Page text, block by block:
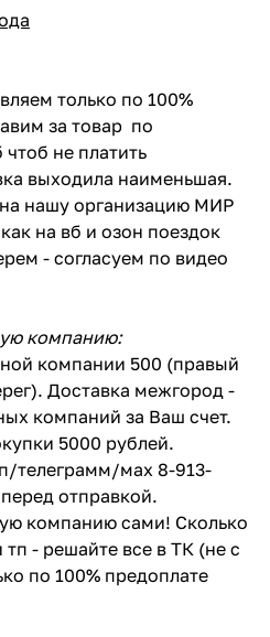
только по 100%
за товар по
не платить
выходила наименьшая.
нашу организацию МИР
на вб и озон поездок
- согласуем по видео
компанию:
компании 500 (правый
Доставка межгород -
компаний за Ваш счет.
5000 рублей.
телеграмм/мах 8-913-
отправкой.
компанию сами! Сколько
тп - решайте все в ТК (не с
по 100% предоплате